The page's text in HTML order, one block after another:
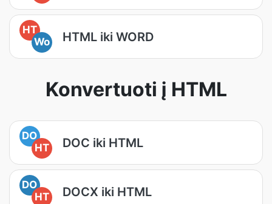
HT
Wo
HTML iki WORD
Konvertuoti į HTML
DO
HT
DOC iki HTML
DO
HT
DOCX iki HTML